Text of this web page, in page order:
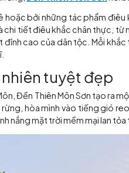
chân vào khuôn viên
đền đã khắc sâu vào lòng
mây đá bền vững và
núi rừng,Đền Thiên
bị mê hoặc bởi những tác
và chi tiết điêu khắc